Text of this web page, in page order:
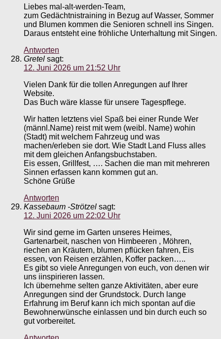
Liebes mal-alt-werden-Team,
zum Gedächtnistraining in Bezug auf Wasser, Sommer
und Blumen kommen die Senioren schnell ins Singen.
Daraus entsteht eine fröhliche Unterhaltung mit Singen.
Antworten
Gretel sagt:
12. Juni 2026 um 21:52 Uhr
Vielen Dank für die tollen Anregungen auf Ihrer
Website.
Das Buch wäre klasse für unsere Tagespflege.
Wir hatten letztens viel Spaß bei einer Runde Wer
(männl.Name) reist mit wem (weibl. Name) wohin
(Stadt) mit welchem Fahrzeug und was
machen/erleben sie dort. Wie Stadt Land Fluss alles
mit dem gleichen Anfangsbuchstaben.
Eis essen, Grillfest, …. Sachen die man mit mehreren
Sinnen erfassen kann kommen gut an.
Schöne Grüße
Antworten
Kassebaum -Strötzel sagt:
12. Juni 2026 um 22:02 Uhr
Wir sind gerne im Garten unseres Heimes,
Gartenarbeit, naschen von Himbeeren , Möhren,
riechen an Kräutern, blumen pflücken fahren, Eis
essen, von Reisen erzählen, Koffer packen…..
Es gibt so viele Anregungen von euch, von denen wir
uns iinspirieren lassen.
Ich übernehme selten ganze Aktivitäten, aber eure
Anregungen sind der Grundstock. Durch lange
Erfahrung im Beruf kann ich mich spontan auf die
Bewohnerwünsche einlassen und bin durch euch so
gut vorbereitet.